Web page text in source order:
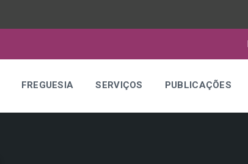
FREGUESIA SERVIÇOS PUBLICAÇÕES